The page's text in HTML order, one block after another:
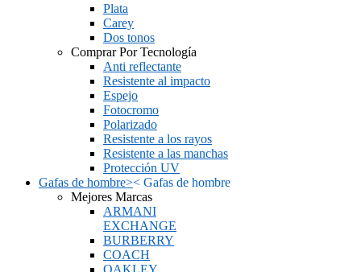
Plata
Carey
Dos tonos
Comprar Por Tecnología
Anti reflectante
Resistente al impacto
Espejo
Fotocromo
Polarizado
Resistente a los rayos
Resistente a las manchas
Protección UV
Gafas de hombre>< Gafas de hombre
Mejores Marcas
ARMANI
EXCHANGE
BURBERRY
COACH
OAKLEY